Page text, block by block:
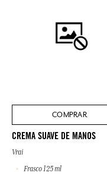
COMPRAR
CREMA SUAVE DE MANOS
Vrai
Frasco 125 ml